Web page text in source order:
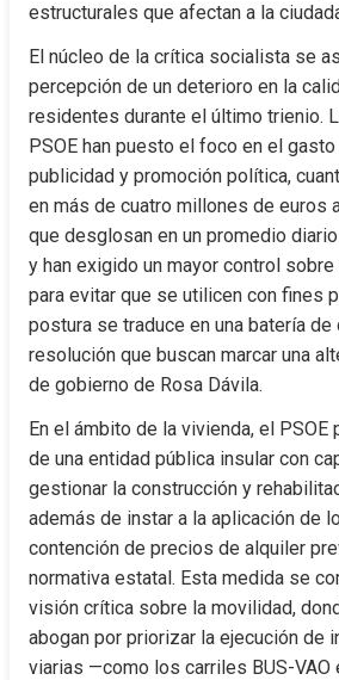
estructurales que afectan a la
El núcleo de la crítica socialista se
percepción de un deterioro en la
residentes durante el último trienio.
PSOE han puesto el foco en el
publicidad y promoción política,
en más de cuatro millones de euros
que desglosan en un promedio
y han exigido un mayor control
para evitar que se utilicen con fines
postura se traduce en una batería
resolución que buscan marcar una
de gobierno de Rosa Dávila.
En el ámbito de la vivienda, el PSOE
de una entidad pública insular con
gestionar la construcción y
además de instar a la aplicación de
contención de precios de alquiler
normativa estatal. Esta medida se
visión crítica sobre la movilidad,
abogan por priorizar la ejecución de
viarias —como los carriles BUS-VAO